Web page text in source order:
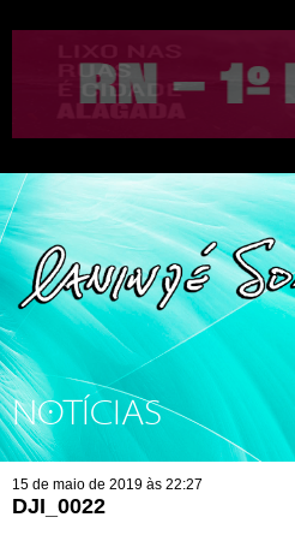
NOTÍCIAS
15 de maio de 2019 às 22:27
DJI_0022